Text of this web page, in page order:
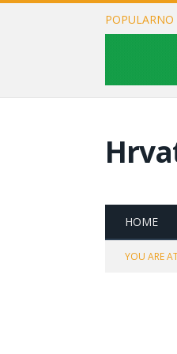
POPULARNO
HOME
YOU ARE